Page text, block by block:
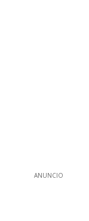
ANUNCIO